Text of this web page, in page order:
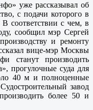
уже рассказывал об
с подачи которого в
В соответствии с чем, в
сообщил мэр Сергей
и ремонту
вице-мэр Москвы
станут производить
прогулочные суда для
40 м и полноценные
завод
более 50 и